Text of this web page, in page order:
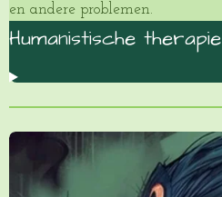
en andere problemen.
Humanistische therapie